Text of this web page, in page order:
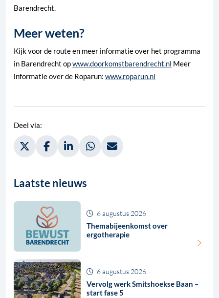
Barendrecht.
Meer weten?
Kijk voor de route en meer informatie over het programma
in Barendrecht opwww.doorkomstbarendrecht.nl Meer
informatie over de Roparun: www.roparun.nl
Deel via:
Deel via Twitter, opent in nieuw tabblad
Deel via Facebook, opent in nieuw tabblad
Deel via LinkedIn, opent in nieuw tabblad
Deel via WhatsApp, opent in nieuw
Deel via Mail, opent in nieuw
Laatste nieuws
Themabijeenkomst over
ergotherapie
6 augustus 2026
Vervolg werk Smitshoekse Baan –
start fase 5
6 augustus 2026